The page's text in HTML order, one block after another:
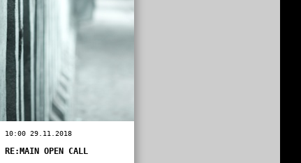
10:00 29.11.2018
RE:MAIN OPEN CALL